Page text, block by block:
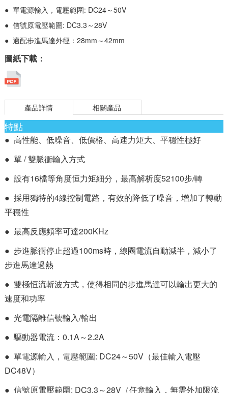
● 單電源輸入，電壓範圍: DC24～50V
● 信號原電壓範圍: DC3.3～28V
● 適配步進馬達外徑：28mm～42mm
圖紙下載：
產品詳情 相關產品
特點
● 高性能、低噪音、低價格、高速力矩大、平穩性極好
● 單 / 雙脈衝輸入方式
● 設有16檔等角度恒力矩細分，最高解析度52100步/轉
● 採用獨特的4線控制電路，有效的降低了噪音，增加了轉動
平穩性
● 最高反應頻率可達200KHz
● 步進脈衝停止超過100ms時，線圈電流自動減半，減小了
步進馬達過熱
● 雙極恒流斬波方式，使得相同的步進馬達可以輸出更大的
速度和功率
● 光電隔離信號輸入/輸出
● 驅動器電流：0.1A～2.2A
● 單電源輸入，電壓範圍: DC24～50V（最佳輸入電壓
DC48V）
● 信號原電壓範圍: DC3.3～28V（任意輸入，無需外加限流